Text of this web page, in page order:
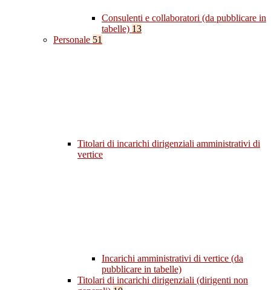
Consulenti e collaboratori (da pubblicare in
tabelle) 13
Personale 51
Titolari di incarichi dirigenziali amministrativi di
vertice
Incarichi amministrativi di vertice (da
pubblicare in tabelle)
Titolari di incarichi dirigenziali (dirigenti non